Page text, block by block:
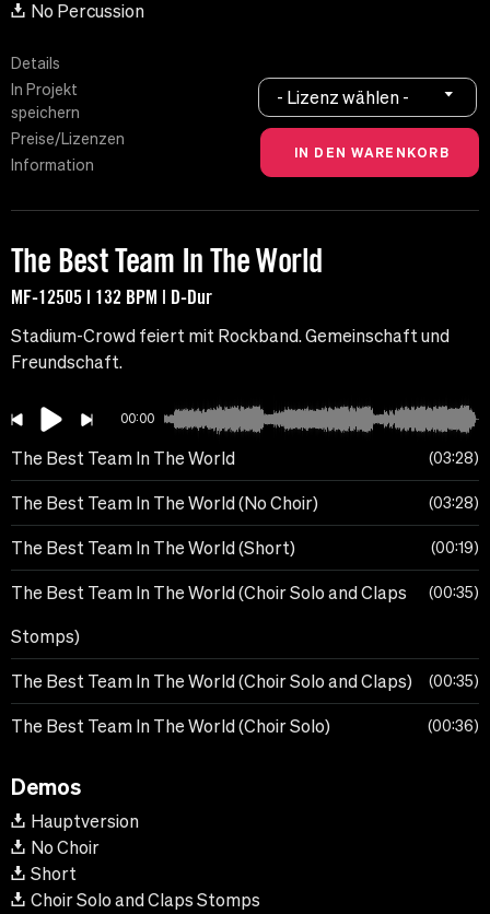
No Percussion
Details
In Projekt
speichern
Preise/Lizenzen
Information
- Lizenz wählen -
The Best Team In The World
MF-12505 | 132 BPM | D-Dur
Stadium-Crowd feiert mit Rockband. Gemeinschaft und
Freundschaft.
00:00
The Best Team In The World 03:28
The Best Team In The World (No Choir) 03:28
The Best Team In The World (Short) 00:19
The Best Team In The World (Choir Solo and Claps
Stomps)
00:35
The Best Team In The World (Choir Solo and Claps) 00:35
The Best Team In The World (Choir Solo) 00:36
Demos
Hauptversion
No Choir
Short
Choir Solo and Claps Stomps